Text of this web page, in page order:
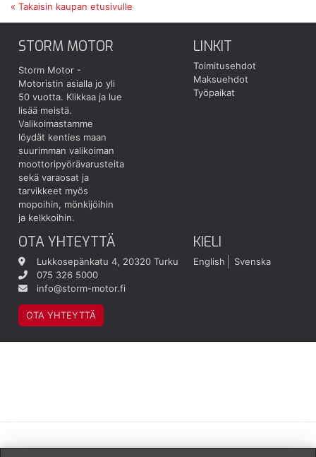
« Takaisin kaupan etusivulle
STORM MOTOR
Storm Motor -
Motoristin asialla jo yli
50 vuotta. Klikkaa ja lue
lisää meistä.
Valikoimastamme
löydät kenties maan
suurimman valikoiman
moottoripyörävarusteita
sekä varaosat ja
tarvikkeet myös
mopoihin, mönkijöihin
ja kelkkoihin.
LINKIT
Toimitusehdot
Maksuehdot
Työpaikat
OTA YHTEYTTÄ
Lukkosepänkatu 4, 20320 Turku
075 326 5000
info@storm-motor.fi
OTA YHTEYTTÄ
KIELI
English Svenska